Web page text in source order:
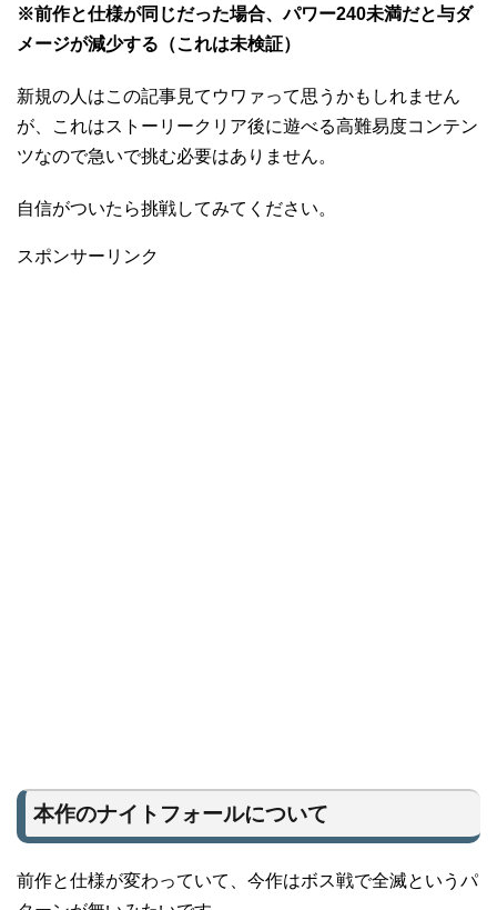
※前作と仕様が同じだった場合、パワー240未満だと与ダ
メージが減少する（これは未検証）
新規の人はこの記事見てウワァって思うかもしれません
が、これはストーリークリア後に遊べる高難易度コンテン
ツなので急いで挑む必要はありません。
自信がついたら挑戦してみてください。
スポンサーリンク
本作のナイトフォールについて
前作と仕様が変わっていて、今作はボス戦で全滅というパ